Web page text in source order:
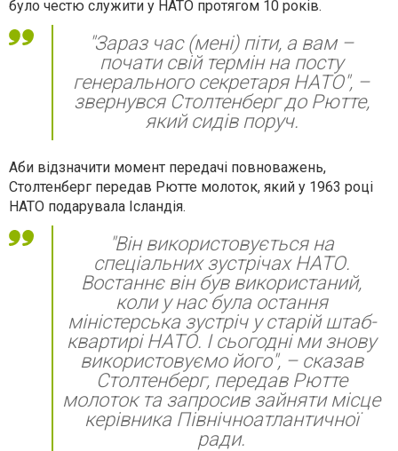
було честю служити у НАТО протягом 10 років.
"Зараз час (мені) піти, а вам –
почати свій термін на посту
генерального секретаря НАТО", –
звернувся Столтенберг до Рютте,
який сидів поруч.
Аби відзначити момент передачі повноважень,
Столтенберг передав Рютте молоток, який у 1963 році
НАТО подарувала Ісландія.
"Він використовується на
спеціальних зустрічах НАТО.
Востаннє він був використаний,
коли у нас була остання
міністерська зустріч у старій штаб-
квартирі НАТО. І сьогодні ми знову
використовуємо його", – сказав
Столтенберг, передав Рютте
молоток та запросив зайняти місце
керівника Північноатлантичної
ради.